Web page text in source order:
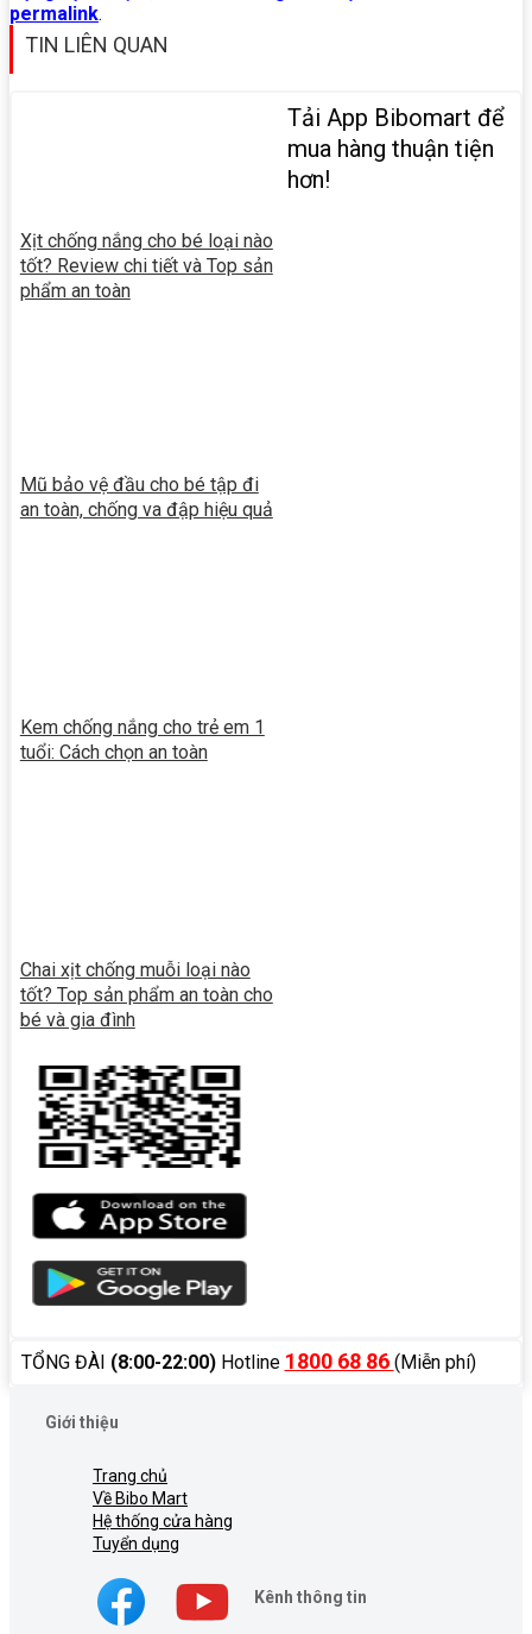
permalink.
TIN LIÊN QUAN
Xịt chống nắng cho bé loại nào
tốt? Review chi tiết và Top sản
phẩm an toàn
Mũ bảo vệ đầu cho bé tập đi
an toàn, chống va đập hiệu quả
Kem chống nắng cho trẻ em 1
tuổi: Cách chọn an toàn
Chai xịt chống muỗi loại nào
tốt? Top sản phẩm an toàn cho
bé và gia đình
Tải App Bibomart để
mua hàng thuận tiện
hơn!
TỔNG ĐÀI (8:00-22:00)Hotline 1800 68 86 (Miễn phí)
Giới thiệu
Trang chủ
Về Bibo Mart
Hệ thống cửa hàng
Tuyển dụng
Kênh thông tin